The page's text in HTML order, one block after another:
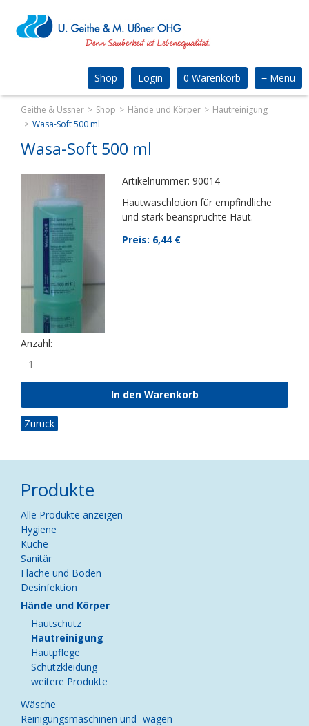
≡ Menü
0 Warenkorb
Login
Shop
Geithe & Ussner Shop Hände und Körper
Hautreinigung
Wasa-Soft 500 ml
Wasa-Soft 500 ml
Artikelnummer: 90014
Hautwaschlotion für empfindliche
und stark beanspruchte Haut.
Preis: 6,44 €
Anzahl:
Zurück
Produkte
Navigation
überspringen
Alle Produkte anzeigen
Hygiene
Küche
Sanitär
Fläche und Boden
Desinfektion
Hände und Körper
Hautschutz
Hautreinigung
Hautpflege
Schutzkleidung
weitere Produkte
Wäsche
Reinigungsmaschinen und -wagen